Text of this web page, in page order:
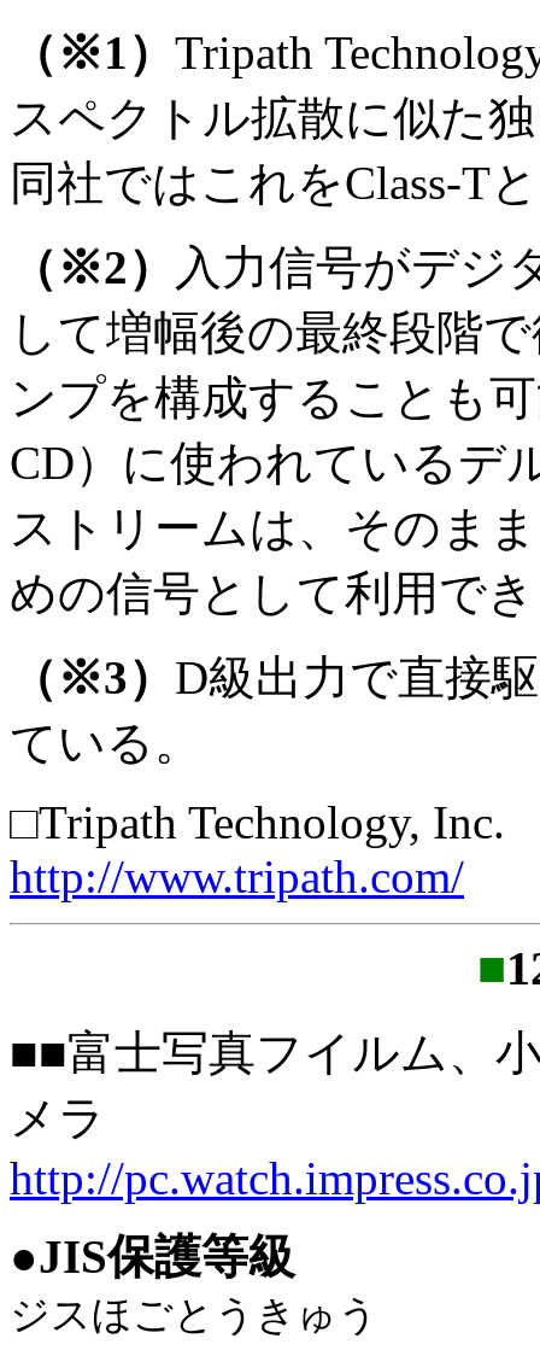
（※1） Tripath
スペクトル拡散に似た
同社ではこれをClass-T
（※2）
入力信号がデジ
して増幅後の最終段階
ンプを構成することも
CD）に使われているデ
ストリームは、そのま
めの信号として利用で
（※3） D級出力で直接
ている。
□Tripath Technology, Inc.
http://www.tripath.com/
■
■■富士写真フイルム、
メラ
http://
●JIS保護等級
ジスほごとうきゅう